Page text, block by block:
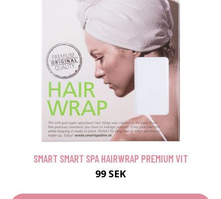
SMART SMART SPA HAIRWRAP PREMIUM VIT
99 SEK